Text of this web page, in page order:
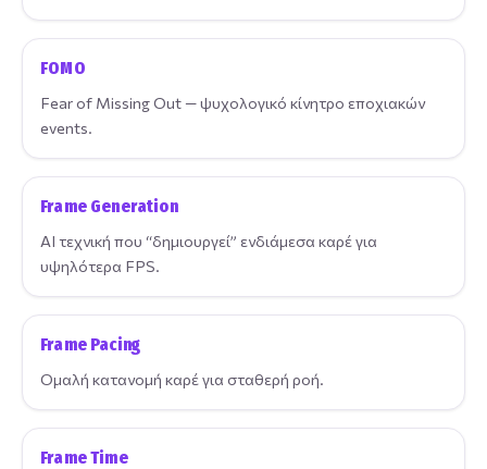
FOMO
Fear of Missing Out — ψυχολογικό κίνητρο εποχιακών
events.
Frame Generation
AI τεχνική που “δημιουργεί” ενδιάμεσα καρέ για
υψηλότερα FPS.
Frame Pacing
Ομαλή κατανομή καρέ για σταθερή ροή.
Frame Time